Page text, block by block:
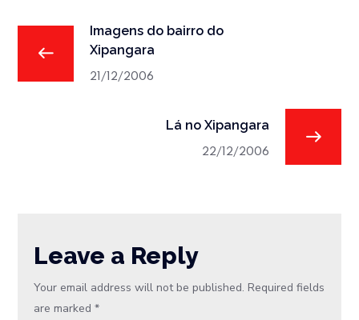
Imagens do bairro do
Xipangara
21/12/2006
Lá no Xipangara
22/12/2006
Leave a Reply
Your email address will not be published. Required fields
are marked*